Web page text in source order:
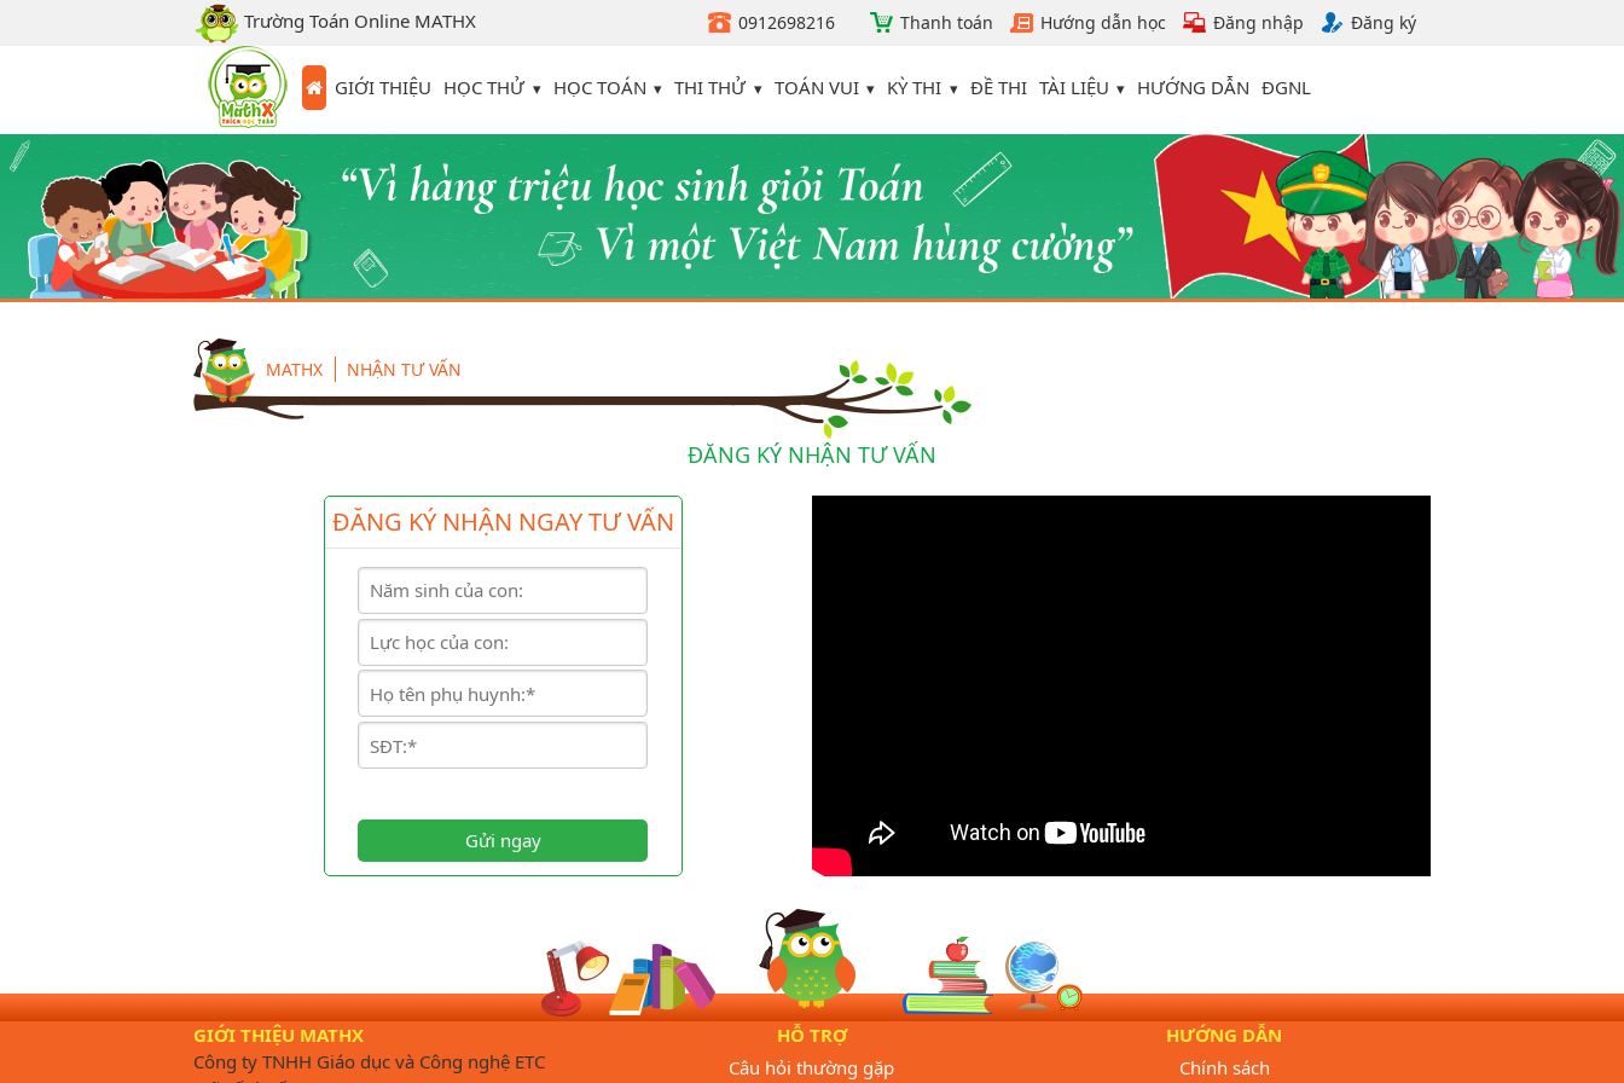
Trường Toán Online MATHX 0912698216 Thanh toán Hướng dẫn học Đăng nhập Đăng ký
GIỚI THIỆU HỌC THỬ HỌC TOÁN THI THỬ TOÁN VUI KỲ THI ĐỀ THI TÀI LIỆU HƯỚNG DẪN ĐGNL
MATHX NHẬN TƯ VẤN
ĐĂNG KÝ NHẬN TƯ VẤN
ĐĂNG KÝ NHẬN NGAY TƯ VẤN
Gửi ngay
GIỚI THIỆU MATHX
Công ty TNHH Giáo dục và Công nghệ ETC
HỖ TRỢ
Câu hỏi thường gặp
HƯỚNG DẪN
Chính sách